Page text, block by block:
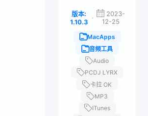
版本:
1.10.3
·
2023-
12-25
MacApps
音频工具
Audio
PCDJ LYRX
卡拉 OK
MP3
ITunes